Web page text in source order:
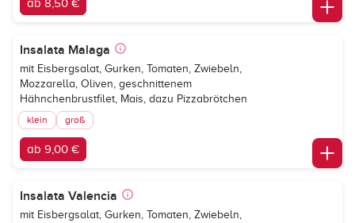
ab 8,50 €
Insalata Malaga
mit Eisbergsalat, Gurken, Tomaten, Zwiebeln,
Mozzarella, Oliven, geschnittenem
Hähnchenbrustfilet, Mais, dazu Pizzabrötchen
klein groß
ab 9,00 €
Insalata Valencia
mit Eisbergsalat, Gurken, Tomaten, Zwiebeln,